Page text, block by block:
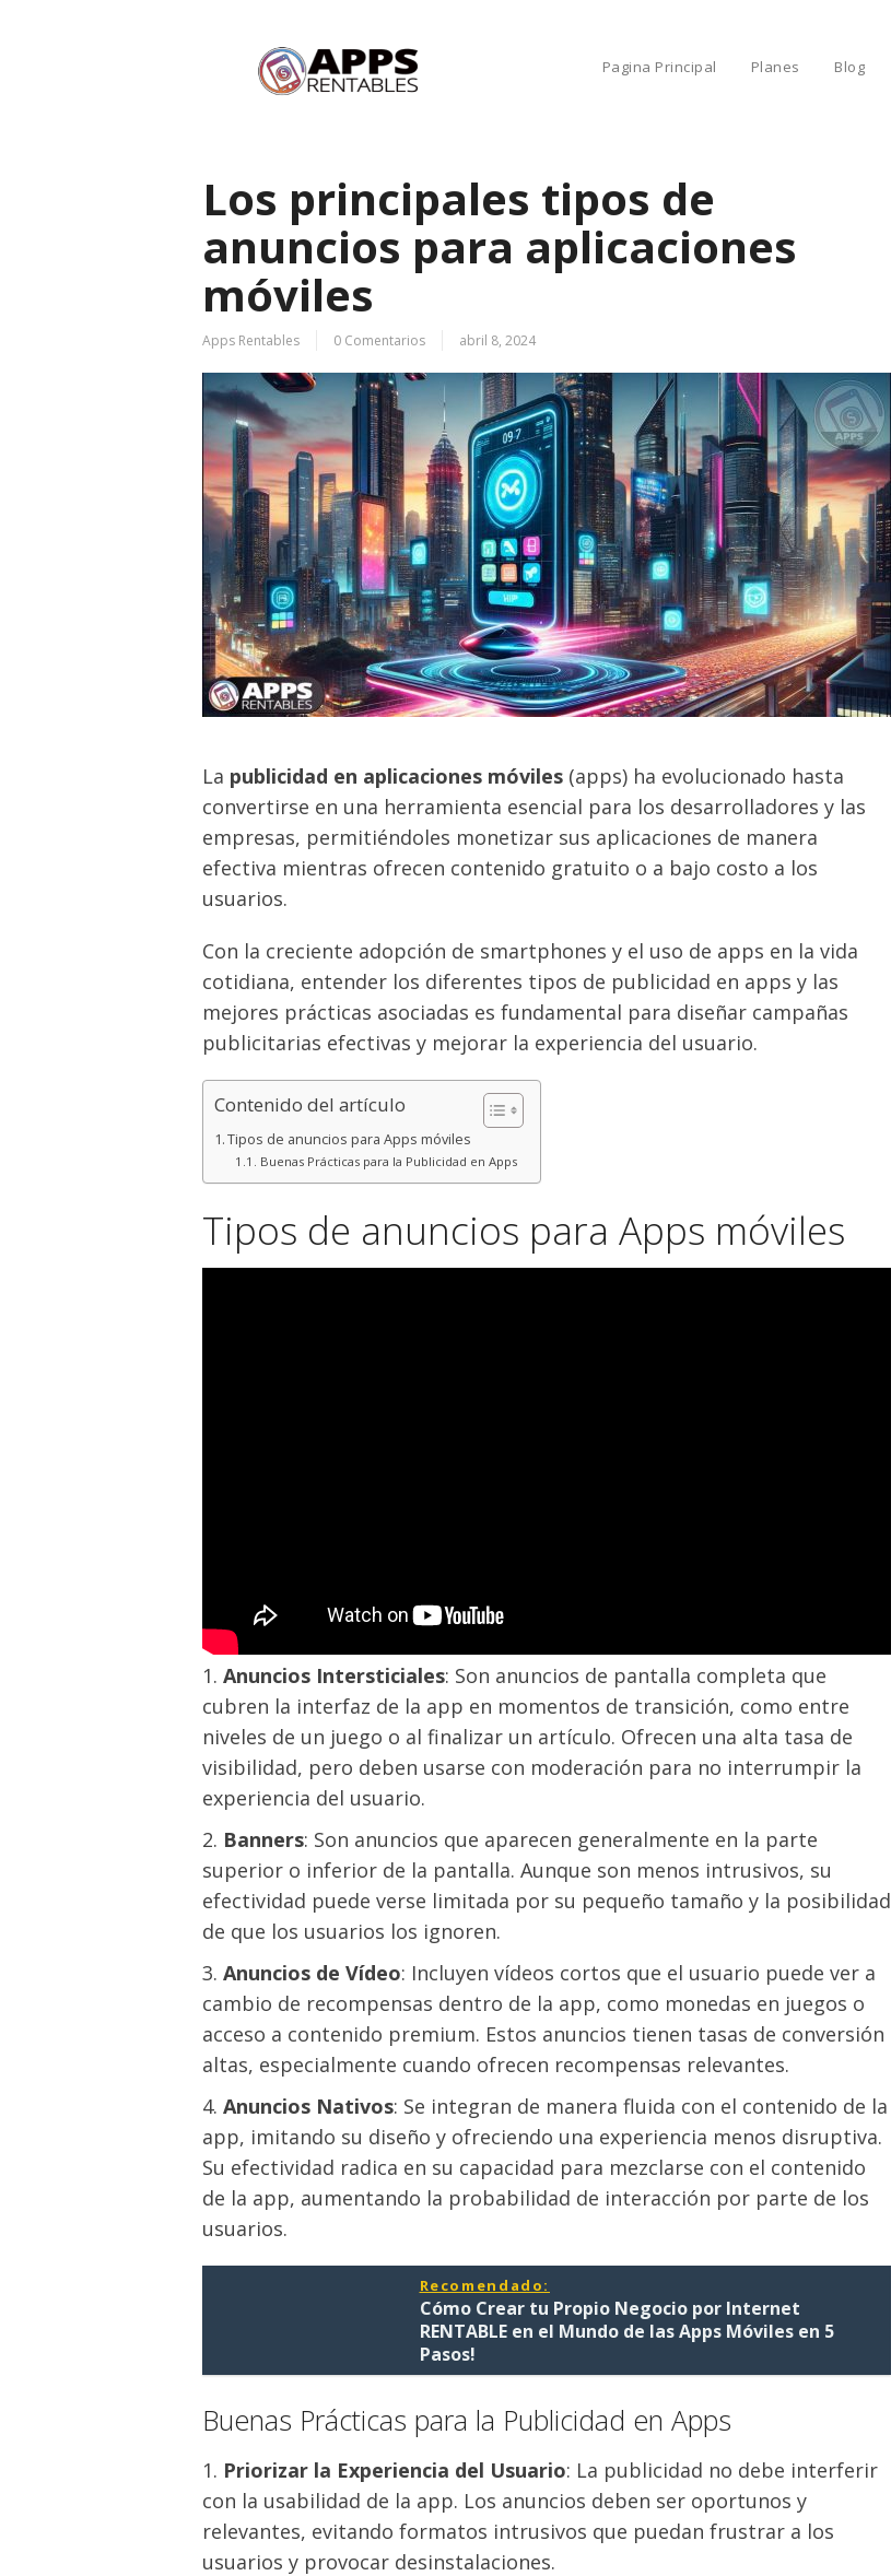
Pagina Principal Planes Blog
Los principales tipos de
anuncios para aplicaciones
móviles
Apps Rentables 0 Comentarios abril 8, 2024
La publicidad en aplicaciones móviles (apps) ha evolucionado hasta
convertirse en una herramienta esencial para los desarrolladores y las
empresas, permitiéndoles monetizar sus aplicaciones de manera
efectiva mientras ofrecen contenido gratuito o a bajo costo a los
usuarios.
Con la creciente adopción de smartphones y el uso de apps en la vida
cotidiana, entender los diferentes tipos de publicidad en apps y las
mejores prácticas asociadas es fundamental para diseñar campañas
publicitarias efectivas y mejorar la experiencia del usuario.
Contenido del artículo
Tipos de anuncios para Apps móviles
Buenas Prácticas para la Publicidad en Apps
Tipos de anuncios para Apps móviles
Anuncios Intersticiales: Son anuncios de pantalla completa que
cubren la interfaz de la app en momentos de transición, como entre
niveles de un juego o al finalizar un artículo. Ofrecen una alta tasa de
visibilidad, pero deben usarse con moderación para no interrumpir la
experiencia del usuario.
Banners: Son anuncios que aparecen generalmente en la parte
superior o inferior de la pantalla. Aunque son menos intrusivos, su
efectividad puede verse limitada por su pequeño tamaño y la posibilidad
de que los usuarios los ignoren.
Anuncios de Vídeo: Incluyen vídeos cortos que el usuario puede ver a
cambio de recompensas dentro de la app, como monedas en juegos o
acceso a contenido premium. Estos anuncios tienen tasas de conversión
altas, especialmente cuando ofrecen recompensas relevantes.
Anuncios Nativos: Se integran de manera fluida con el contenido de la
app, imitando su diseño y ofreciendo una experiencia menos disruptiva.
Su efectividad radica en su capacidad para mezclarse con el contenido
de la app, aumentando la probabilidad de interacción por parte de los
usuarios.
Recomendado:
Cómo Crear tu Propio Negocio por Internet
RENTABLE en el Mundo de las Apps Móviles en 5
Pasos!
Buenas Prácticas para la Publicidad en Apps
Priorizar la Experiencia del Usuario: La publicidad no debe interferir
con la usabilidad de la app. Los anuncios deben ser oportunos y
relevantes, evitando formatos intrusivos que puedan frustrar a los
usuarios y provocar desinstalaciones.